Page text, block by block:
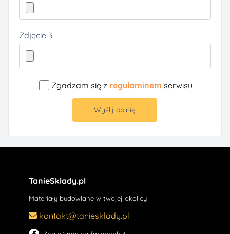
Zdjęcie 3
Zgadzam się z regulaminem serwisu
Wyślij opinię
TanieSklady.pl
Materiały budowlane w twojej okolicy
kontakt@taniesklady.pl